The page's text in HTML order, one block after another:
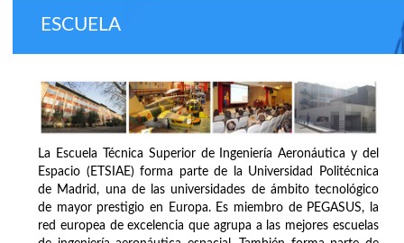
ESCUELA
La Escuela Técnica Superior de Ingeniería Aeronáutica y del
Espacio (ETSIAE) forma parte de la Universidad Politécnica
de Madrid, una de las universidades de ámbito tecnológico
de mayor prestigio en Europa. Es miembro de PEGASUS, la
red europea de excelencia que agrupa a las mejores escuelas